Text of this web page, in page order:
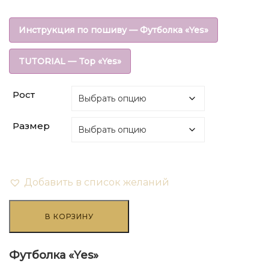
цена
составляла
₽270.00.
цена:
₽108.00.
Инструкция по пошиву — Футболка «Yes»
TUTORIAL — Top «Yes»
Рост
Размер
Добавить в список желаний
Футболка
В КОРЗИНУ
Футболка «Yes»